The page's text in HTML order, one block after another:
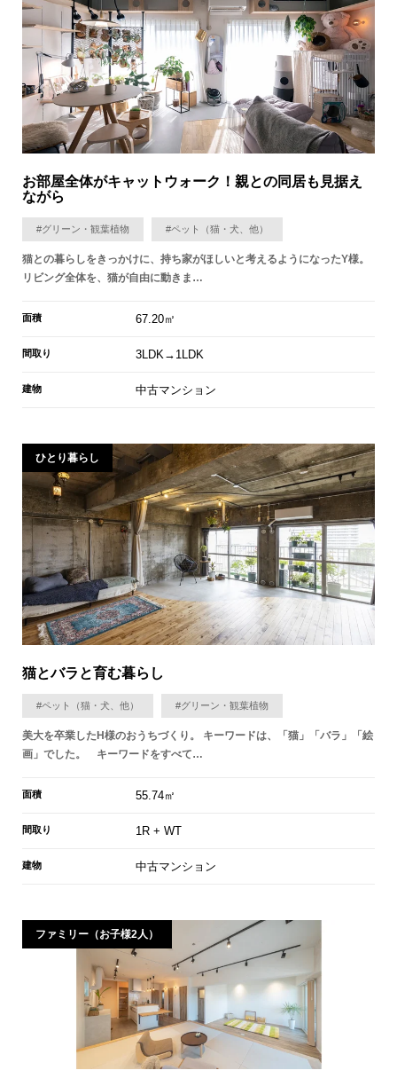
お部屋全体がキャットウォーク！親との同居も見据え
ながら
#グリーン・観葉植物 #ペット（猫・犬、他）
猫との暮らしをきっかけに、持ち家がほしいと考えるようになったY様。
リビング全体を、猫が自由に動きま…
面積 67.20㎡
間取り 3LDK→1LDK
建物 中古マンション
ひとり暮らし
猫とバラと育む暮らし
#ペット（猫・犬、他） #グリーン・観葉植物
美大を卒業したH様のおうちづくり。 キーワードは、「猫」「バラ」「絵
画」でした。 キーワードをすべて…
面積 55.74㎡
間取り 1R + WT
建物 中古マンション
ファミリー（お子様2人）